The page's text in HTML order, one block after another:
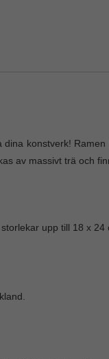
konstverk!
av massivt trä och
upp till 18 x 24